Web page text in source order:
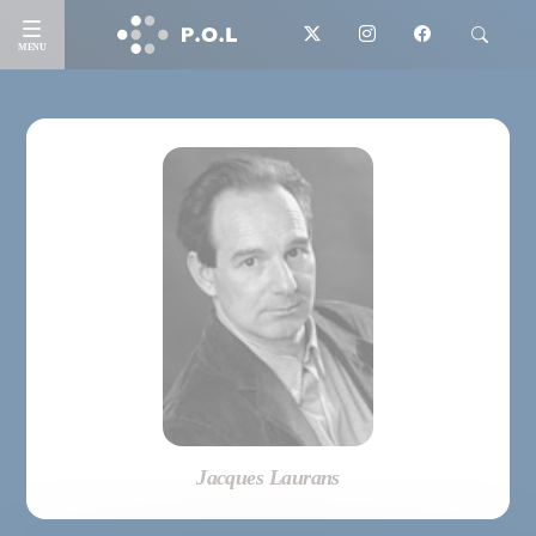
MENU
Jacques Laurans